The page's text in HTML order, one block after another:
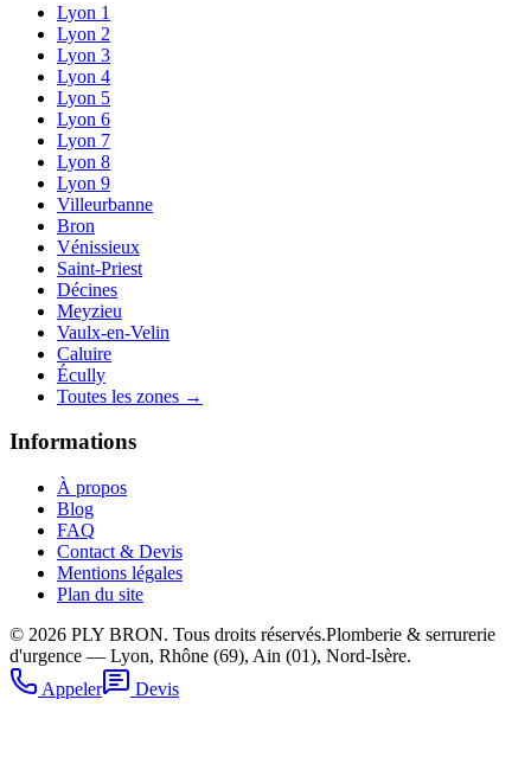
Lyon 1
Lyon 2
Lyon 3
Lyon 4
Lyon 5
Lyon 6
Lyon 7
Lyon 8
Lyon 9
Villeurbanne
Bron
Vénissieux
Saint-Priest
Décines
Meyzieu
Vaulx-en-Velin
Caluire
Écully
Toutes les zones →
Informations
À propos
Blog
FAQ
Contact & Devis
Mentions légales
Plan du site
© 2026 PLY BRON. Tous droits réservés.Plomberie & serrurerie
d'urgence — Lyon, Rhône (69), Ain (01), Nord-Isère.
Appeler
Devis